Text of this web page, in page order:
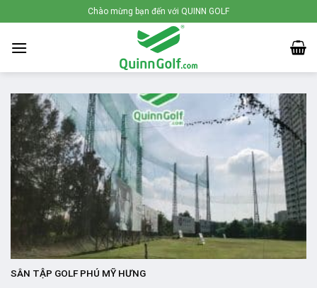
to
content
Chào mừng bạn đến với QUINN GOLF
SÂN TẬP GOLF PHÚ MỸ HƯNG